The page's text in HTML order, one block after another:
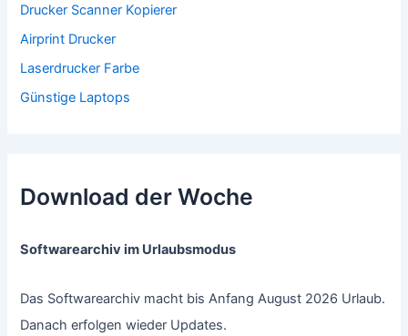
Drucker Scanner Kopierer
Airprint Drucker
Laserdrucker Farbe
Günstige Laptops
Download der Woche
Softwarearchiv im Urlaubsmodus
Das Softwarearchiv macht bis Anfang August 2026 Urlaub.
Danach erfolgen wieder Updates.